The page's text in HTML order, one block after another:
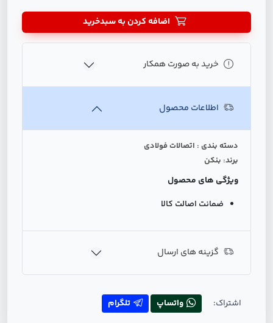
اضافه کردن به سبدخرید
خرید به صورت همکار
اطلاعات محصول
دسته بندی : اتصالات فولادی
برند: بنکن
ویژگی های محصول
ضمانت اصالت کالا
گزینه های ارسال
اشتراک: واتساپ تلگرام